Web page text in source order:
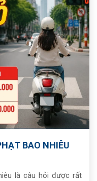
BAO NHIÊU
là câu hỏi được rất